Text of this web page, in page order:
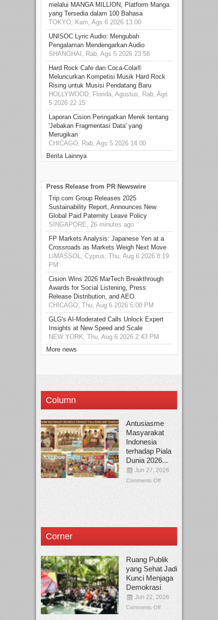
melalui MANGA MILLION, Platform Manga
yang Tersedia dalam 100 Bahasa
TOKYO, Kam, Ags 6 2026 13.00
UNISOC Lyric Audio: Mengubah
Pengalaman Mendengarkan Audio
SHANGHAI, Rab, Ags 5 2026 23.58
Hard Rock Cafe dan Coca-Cola®
Meluncurkan Kompetisi Musik Hard Rock
Rising untuk Musisi Pendatang Baru
HOLLYWOOD, Florida, Agustus, Rab, Ags
5 2026 22.15
Laporan Cision Peringatkan Merek tentang
'Jebakan Fragmentasi Data' yang
Merugikan
CHICAGO, Rab, Ags 5 2026 14.00
Berita Lainnya
Press Release from PR Newswire
Trip.com Group Releases 2025
Sustainability Report, Announces New
Global Paid Paternity Leave Policy
SINGAPORE, 26 minutes ago
FP Markets Analysis: Japanese Yen at a
Crossroads as Markets Weigh Next Move
LIMASSOL, Cyprus, Thu, Aug 6 2026 8:19
PM
Cision Wins 2026 MarTech Breakthrough
Awards for Social Listening, Press
Release Distribution, and AEO
CHICAGO, Thu, Aug 6 2026 5:00 PM
GLG's AI-Moderated Calls Unlock Expert
Insights at New Speed and Scale
NEW YORK, Thu, Aug 6 2026 2:43 PM
More news
Column
Antusiasme
Masyarakat
Indonesia
terhadap Piala
Dunia 2026...
Jun 27, 2026
Comments Off
Corner
Ruang Publik
yang Sehat Jadi
Kunci Menjaga
Demokrasi
Jun 22, 2026
Comments Off